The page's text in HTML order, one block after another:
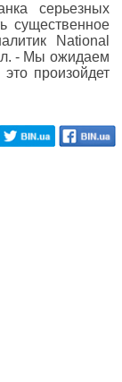
серьезных
существенное
National
- Мы ожидаем
произойдет